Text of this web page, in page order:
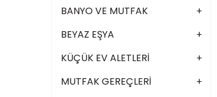
BANYO VE MUTFAK
BEYAZ EŞYA
KÜÇÜK EV ALETLERİ
MUTFAK GEREÇLERİ